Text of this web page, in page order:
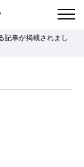
記事が掲載されまし